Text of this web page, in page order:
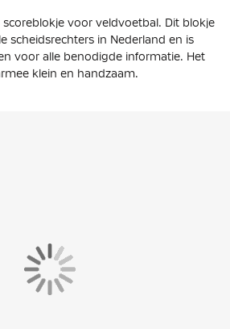
scoreblokje voor veldvoetbal. Dit blokje
scheidsrechters in Nederland en is
voor alle benodigde informatie. Het
klein en handzaam.